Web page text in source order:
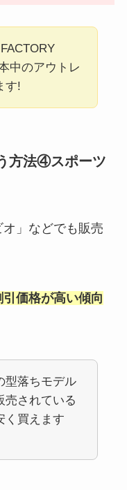
中のアウトレ
す!
方法④スポーツ
オ」などでも販売
価格が高い傾向
型落ちモデル
売されている
く買えます